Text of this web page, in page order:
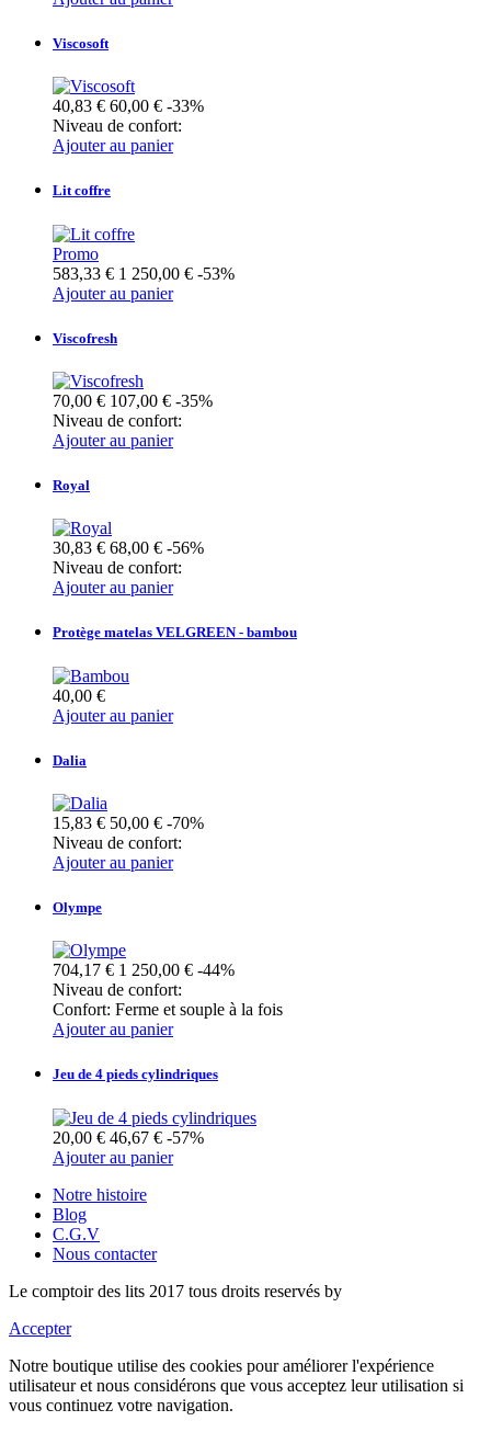
Viscosoft
40,83 € 60,00 € -33%
Niveau de confort:
Ajouter au panier
Lit coffre
Promo
583,33 € 1 250,00 € -53%
Ajouter au panier
Viscofresh
70,00 € 107,00 € -35%
Niveau de confort:
Ajouter au panier
Royal
30,83 € 68,00 € -56%
Niveau de confort:
Ajouter au panier
Protège matelas VELGREEN - bambou
40,00 €
Ajouter au panier
Dalia
15,83 € 50,00 € -70%
Niveau de confort:
Ajouter au panier
Olympe
704,17 € 1 250,00 € -44%
Niveau de confort:
Confort: Ferme et souple à la fois
Ajouter au panier
Jeu de 4 pieds cylindriques
20,00 € 46,67 € -57%
Ajouter au panier
Notre histoire
Blog
C.G.V
Nous contacter
Le comptoir des lits 2017 tous droits reservés by
Accepter
Notre boutique utilise des cookies pour améliorer l'expérience
utilisateur et nous considérons que vous acceptez leur utilisation si
vous continuez votre navigation.